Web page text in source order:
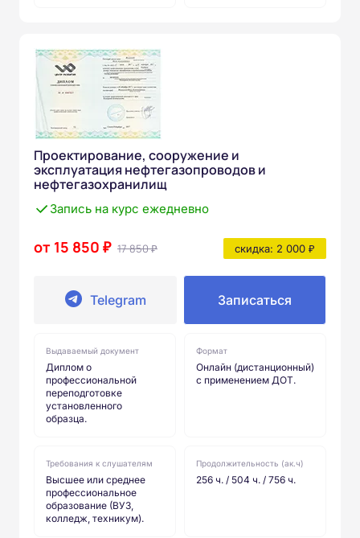
Проектирование, сооружение и
эксплуатация нефтегазопроводов и
нефтегазохранилищ
Запись на курс ежедневно
от 15 850 ₽ 17 850 ₽ скидка: 2 000 ₽
Telegram Записаться
Выдаваемый документ
Диплом о
профессиональной
переподготовке
установленного
образца.
Формат
Онлайн (дистанционный)
с применением ДОТ.
Требования к слушателям
Высшее или среднее
профессиональное
образование (ВУЗ,
колледж, техникум).
Продолжительность (ак.ч)
256 ч. / 504 ч. / 756 ч.